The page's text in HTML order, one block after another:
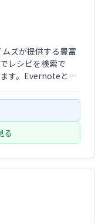
ズが提供する豊富
レシピを検索で
す。Evernoteとの
す。多様な料理の
る